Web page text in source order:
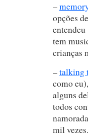
–
opções
tem
crianças
–talking
como
alguns
todos
mil vezes.